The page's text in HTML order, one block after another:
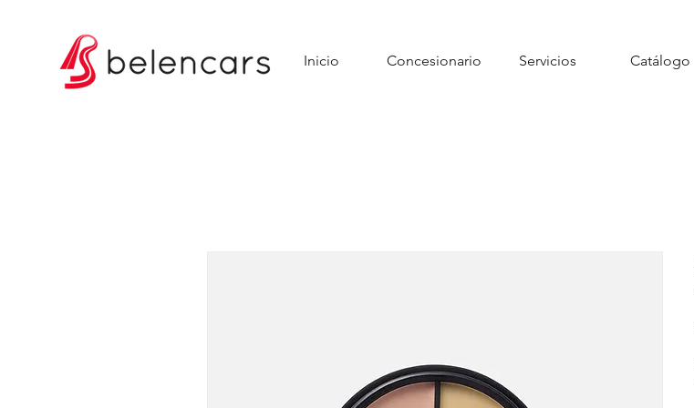
Inicio Concesionario Servicios Catálogo